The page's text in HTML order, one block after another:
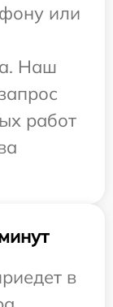
или
Наш
работ
в